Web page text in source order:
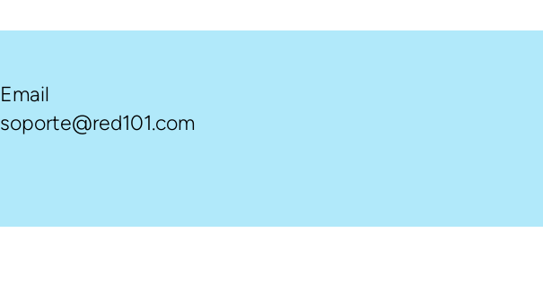
Email
soporte@red101.com